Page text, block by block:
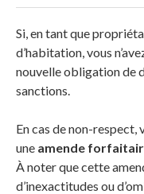
Si, en tant que
d’habitation, vous
nouvelle obligation de
sanctions.
En cas de non-
une amende
À noter que cette
d’inexactitudes ou